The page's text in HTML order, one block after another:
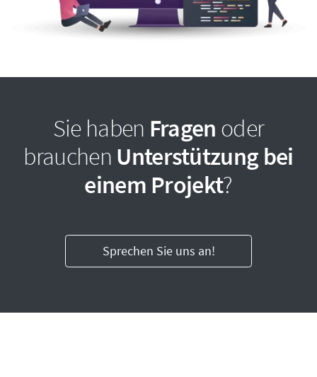
Sie haben Fragen oder
brauchen Unterstützung bei
einem Projekt?
Sprechen Sie uns an!